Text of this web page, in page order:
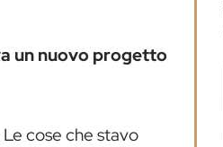
un nuovo progetto
cose che stavo